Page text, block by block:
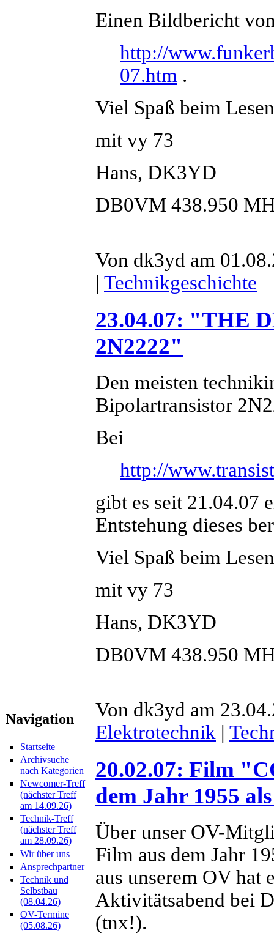
Navigation
Startseite
Archivsuche
nach Kategorien
Newcomer-Treff
(nächster Treff
am 14.09.26)
Technik-Treff
(nächster Treff
am 28.09.26)
Wir über uns
Ansprechpartner
Technik und
Selbstbau
(08.04.26)
OV-Termine
(05.08.26)
Einen Bildbericht
http://
07.htm .
Viel Spaß beim
mit vy 73
Hans, DK3YD
DB0VM 438.950
Von dk3yd am
| Technikgeschichte
23.04.07: "THE
2N2222"
Den meisten
Bipolartransistor
Bei
http://
gibt es seit 21.04.07
Entstehung dieses
Viel Spaß beim
mit vy 73
Hans, DK3YD
DB0VM 438.950
Von dk3yd am
Elektrotechnik |
20.02.07: Film
dem Jahr 1955
Über unser OV-
Film aus dem Jahr
aus unserem OV hat
Aktivitätsabend bei
(tnx!).